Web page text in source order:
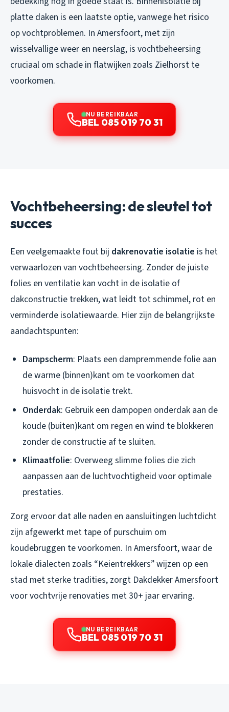
platte daken is een laatste optie, vanwege het risico
op vochtproblemen. In Amersfoort, met zijn
wisselvallige weer en neerslag, is vochtbeheersing
cruciaal om schade in flatwijken zoals Zielhorst te
voorkomen.
NU BEREIKBAAR
BEL 085 019 70 31
Vochtbeheersing: de sleutel tot
succes
Een veelgemaakte fout bij dakrenovatie isolatie is het
verwaarlozen van vochtbeheersing. Zonder de juiste
folies en ventilatie kan vocht in de isolatie of
dakconstructie trekken, wat leidt tot schimmel, rot en
verminderde isolatiewaarde. Hier zijn de belangrijkste
aandachtspunten:
Dampscherm: Plaats een dampremmende folie aan
de warme (binnen)kant om te voorkomen dat
huisvocht in de isolatie trekt.
Onderdak: Gebruik een dampopen onderdak aan de
koude (buiten)kant om regen en wind te blokkeren
zonder de constructie af te sluiten.
Klimaatfolie: Overweeg slimme folies die zich
aanpassen aan de luchtvochtigheid voor optimale
prestaties.
Zorg ervoor dat alle naden en aansluitingen luchtdicht
zijn afgewerkt met tape of purschuim om
koudebruggen te voorkomen. In Amersfoort, waar de
lokale dialecten zoals “Keientrekkers” wijzen op een
stad met sterke tradities, zorgt Dakdekker Amersfoort
voor vochtvrije renovaties met 30+ jaar ervaring.
NU BEREIKBAAR
BEL 085 019 70 31